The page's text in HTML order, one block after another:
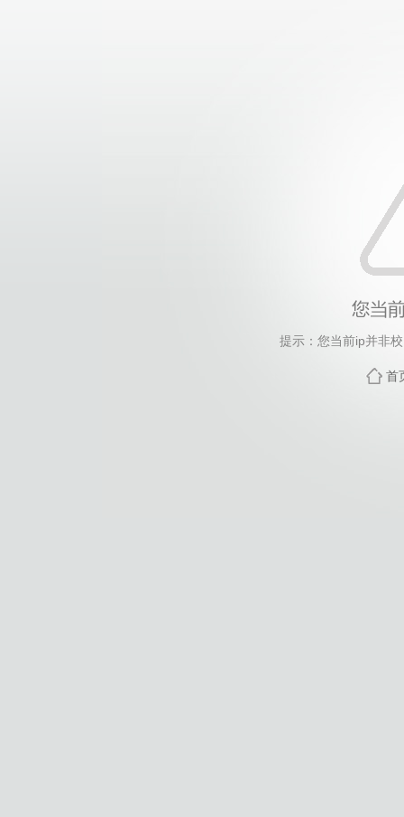
提示：您当前ip并非
首